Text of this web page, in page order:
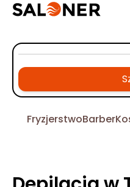
FryzjerstwoBarber